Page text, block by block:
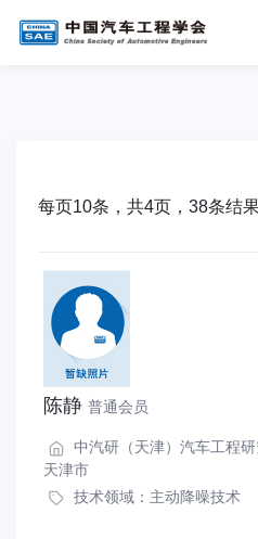
每页10条，共4页，38条结
陈静 普通会员
中汽研（天津）汽车工程
天津市
技术领域： 主动降噪技术